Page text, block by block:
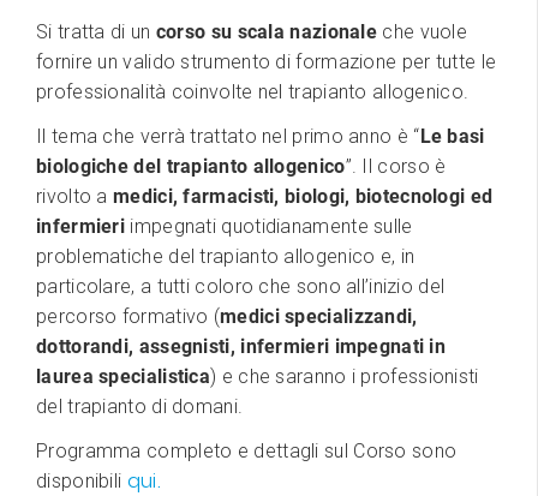
Si tratta di un corso su scala nazionale che vuole
fornire un valido strumento di formazione per tutte le
professionalità coinvolte nel trapianto allogenico.
Il tema che verrà trattato nel primo anno è “Le basi
biologiche del trapianto allogenico”. Il corso è
rivolto a medici, farmacisti, biologi, biotecnologi ed
infermieri impegnati quotidianamente sulle
problematiche del trapianto allogenico e, in
particolare, a tutti coloro che sono all’inizio del
percorso formativo (medici specializzandi,
dottorandi, assegnisti, infermieri impegnati in
laurea specialistica) e che saranno i professionisti
del trapianto di domani.
Programma completo e dettagli sul Corso sono
disponibili qui.